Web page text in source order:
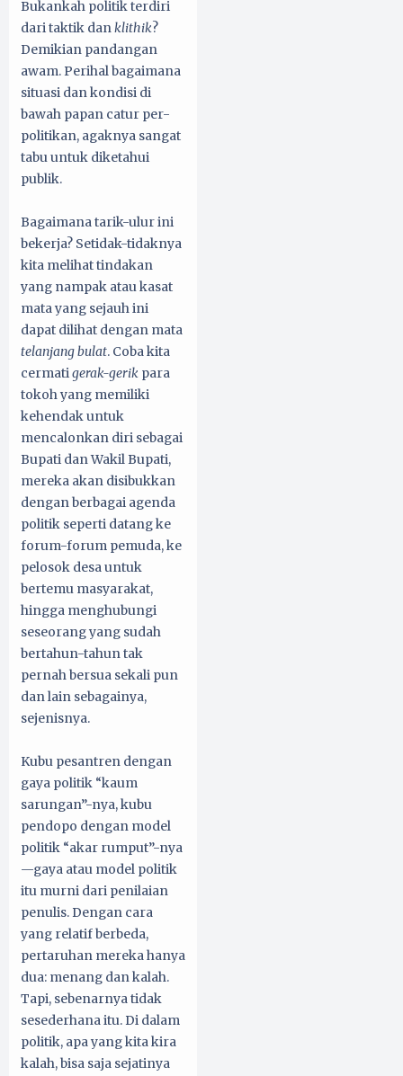
Bukankah politik terdiri
dari taktik danklithik?
Demikian pandangan
awam. Perihal bagaimana
situasi dan kondisi di
bawah papan catur per-
politikan, agaknya sangat
tabu untuk diketahui
publik.
Bagaimana tarik-ulur ini
bekerja? Setidak-tidaknya
kita melihat tindakan
yang nampak atau kasat
mata yang sejauh ini
dapat dilihat dengan mata
telanjang bulat. Coba kita
cermatigerak-gerik para
tokoh yang memiliki
kehendak untuk
mencalonkan diri sebagai
Bupati dan Wakil Bupati,
mereka akan disibukkan
dengan berbagai agenda
politik seperti datang ke
forum-forum pemuda, ke
pelosok desa untuk
bertemu masyarakat,
hingga menghubungi
seseorang yang sudah
bertahun-tahun tak
pernah bersua sekali pun
dan lain sebagainya,
sejenisnya.
Kubu pesantren dengan
gaya politik “kaum
sarungan”-nya, kubu
pendopo dengan model
politik “akar rumput”-nya
—gaya atau model politik
itu murni dari penilaian
penulis. Dengan cara
yang relatif berbeda,
pertaruhan mereka hanya
dua: menang dan kalah.
Tapi, sebenarnya tidak
sesederhana itu. Di dalam
politik, apa yang kita kira
kalah, bisa saja sejatinya